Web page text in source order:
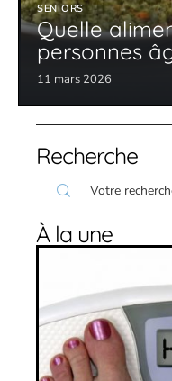
SENIORS
Quelle
personnes
11 mars 2026
Recherche
À la une